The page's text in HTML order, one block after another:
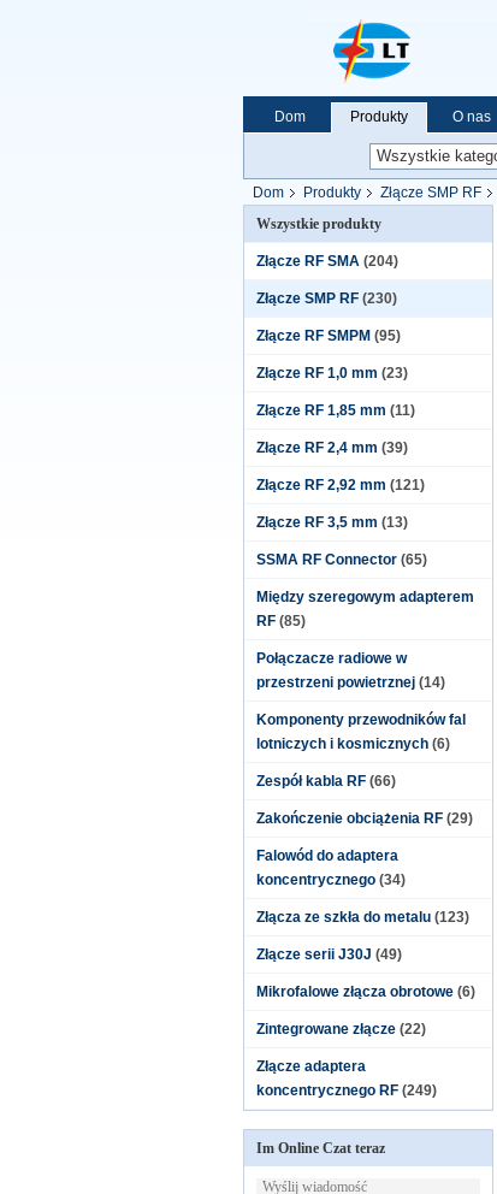
Dom Produkty O nas
Dom Produkty Złącze SMP RF
Wszystkie produkty
Złącze RF SMA (204)
Złącze SMP RF (230)
Złącze RF SMPM (95)
Złącze RF 1,0 mm (23)
Złącze RF 1,85 mm (11)
Złącze RF 2,4 mm (39)
Złącze RF 2,92 mm (121)
Złącze RF 3,5 mm (13)
SSMA RF Connector (65)
Między szeregowym adapterem
RF (85)
Połączacze radiowe w
przestrzeni powietrznej (14)
Komponenty przewodników fal
lotniczych i kosmicznych (6)
Zespół kabla RF (66)
Zakończenie obciążenia RF (29)
Falowód do adaptera
koncentrycznego (34)
Złącza ze szkła do metalu (123)
Złącze serii J30J (49)
Mikrofalowe złącza obrotowe (6)
Zintegrowane złącze (22)
Złącze adaptera
koncentrycznego RF (249)
Im Online Czat teraz